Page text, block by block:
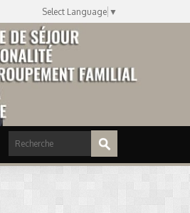
Select Language ▼